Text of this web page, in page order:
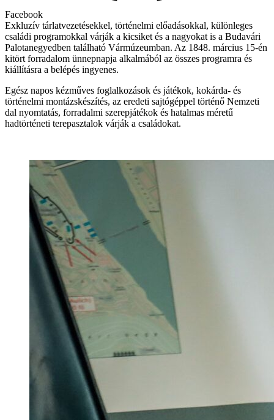
Facebook
Exkluzív tárlatvezetésekkel, történelmi előadásokkal, különleges
családi programokkal várják a kicsiket és a nagyokat is a Budavári
Palotanegyedben található Vármúzeumban. Az 1848. március 15-én
kitört forradalom ünnepnapja alkalmából az összes programra és
kiállításra a belépés ingyenes.
Egész napos kézműves foglalkozások és játékok, kokárda- és
történelmi montázskészítés, az eredeti sajtógéppel történő Nemzeti
dal nyomtatás, forradalmi szerepjátékok és hatalmas méretű
hadtörténeti terepasztalok várják a családokat.